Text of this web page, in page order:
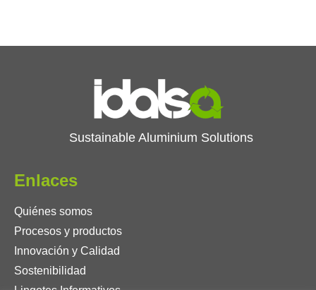
Sustainable Aluminium Solutions
Enlaces
Quiénes somos
Procesos y productos
Innovación y Calidad
Sostenibilidad